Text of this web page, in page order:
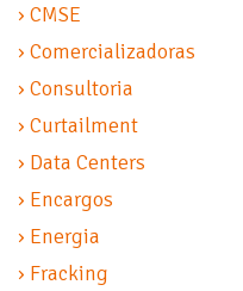
› CMSE
› Comercializadoras
› Consultoria
› Curtailment
› Data Centers
› Encargos
› Energia
› Fracking